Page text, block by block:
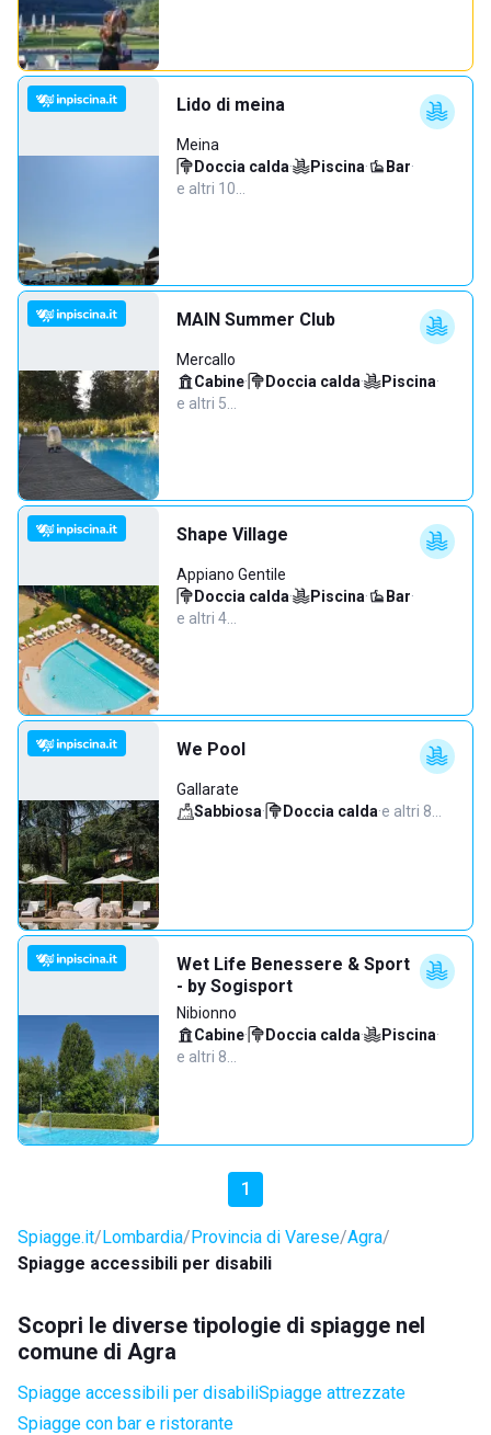
Lido di meina
Meina
Doccia calda· Piscina· Bar·
e altri 10…
MAIN Summer Club
Mercallo
Cabine· Doccia calda· Piscina·
e altri 5…
Shape Village
Appiano Gentile
Doccia calda· Piscina· Bar·
e altri 4…
We Pool
Gallarate
Sabbiosa· Doccia calda·e altri 8…
Wet Life Benessere & Sport
- by Sogisport
Nibionno
Cabine· Doccia calda· Piscina·
e altri 8…
1
Spiagge.it Lombardia Provincia di Varese Agra
Spiagge accessibili per disabili
Scopri le diverse tipologie di spiagge nel
comune di Agra
Spiagge accessibili per disabiliSpiagge attrezzate
Spiagge con bar e ristorante